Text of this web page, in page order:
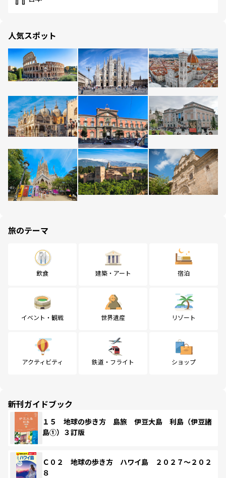
人気スポット
旅のテーマ
飲食 建築・アート 宿泊
イベント・観戦 世界遺産 リゾート
アクティビティ 鉄道・フライト ショップ
新刊ガイドブック
１５ 地球の歩き方 島旅 伊豆大島 利島（伊豆諸
島①）３訂版
Ｃ０２ 地球の歩き方 ハワイ島 ２０２７～２０２
８